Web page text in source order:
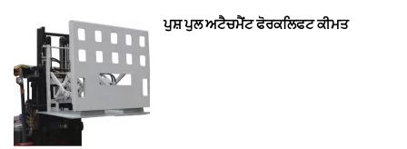
ਪੁਸ਼ ਪੁਲ ਅਟੈਚਮੈਂਟ ਫੋਰਕਲਿਫਟ ਕੀਮਤ